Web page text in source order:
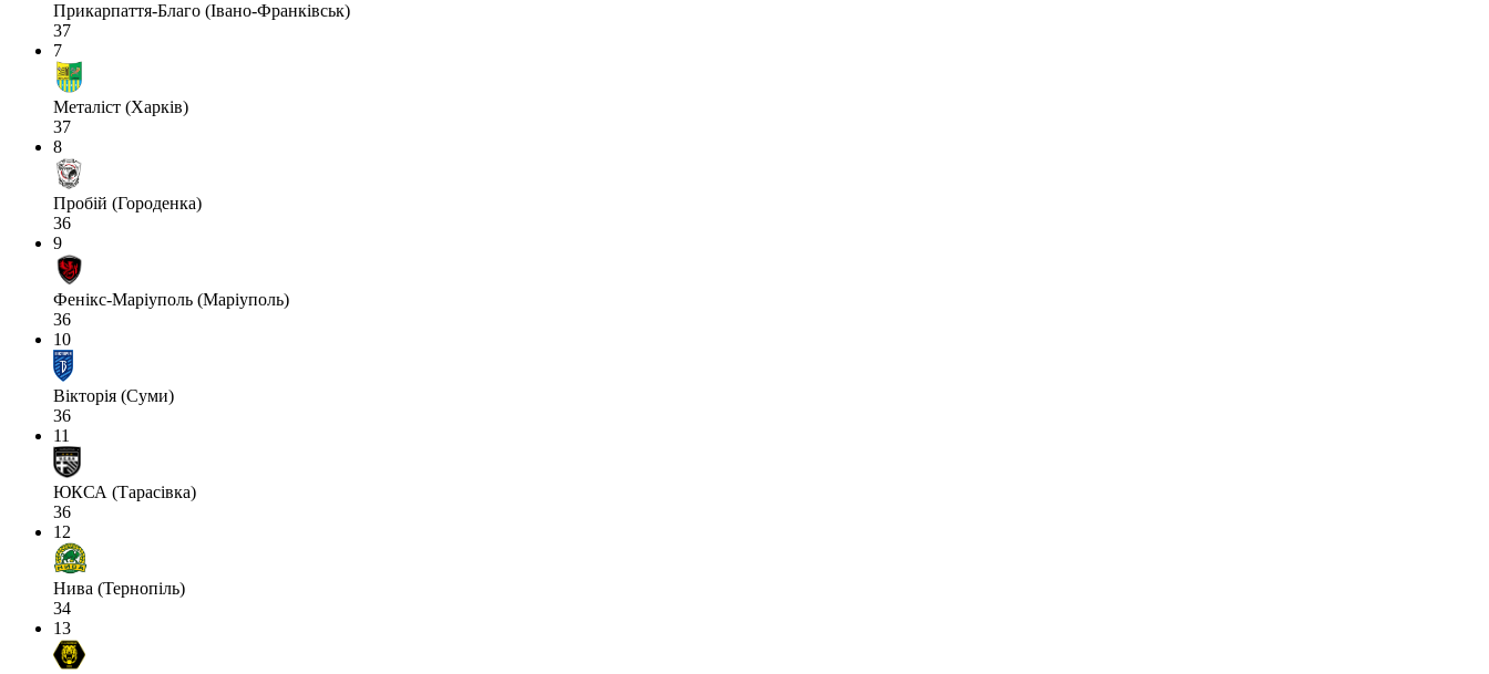
Прикарпаття-Благо (Івано-Франківськ)
37
7
Металіст (Харків)
37
8
Пробій (Городенка)
36
9
Фенікс-Маріуполь (Маріуполь)
36
10
Вікторія (Суми)
36
11
ЮКСА (Тарасівка)
36
12
Нива (Тернопіль)
34
13